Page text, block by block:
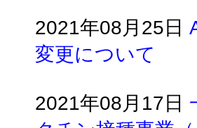
2021年08月25日
変更について
2021年08月17日